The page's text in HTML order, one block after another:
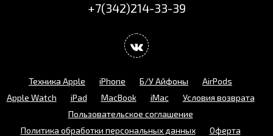
+7(342)214-33-39
Техника Apple iPhone Б/У Айфоны
AirPods
Apple Watch
iPad MacBook iMac
Условия возврата
Пользовательское соглашение
Политика обработки персональных данных
Оферта